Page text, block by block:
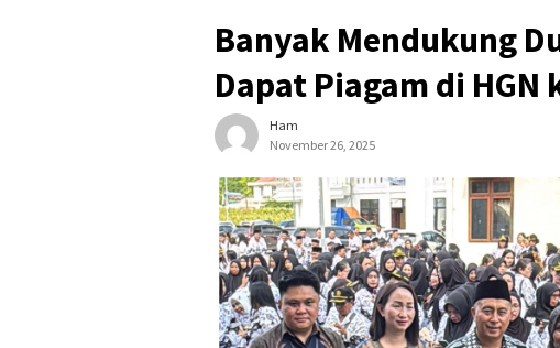
Banyak Mendukung
Dapat Piagam di
Ham
November 26, 2025